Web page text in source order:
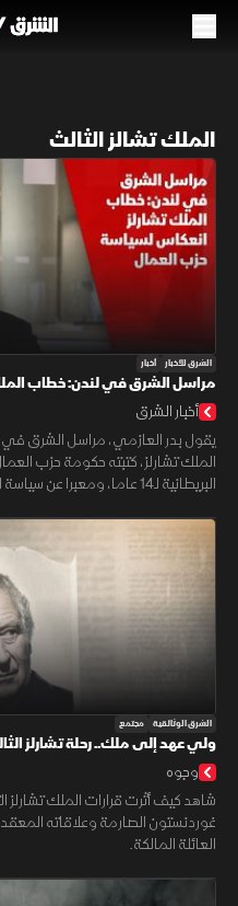
الملك تشالز الثالث
الشرق للأخبار أخبار
مراسل الشرق في لندن: خطاب
العمالأخبار الشرق
يقول بدر العازمي، مراسل الشرق في
الملك تشارلز، كتبته حكومة حزب
البريطانية لـ14 عاما، ومعبرا عن سياسة الحزب الفترة القادمة.
الشرق الوثائقية مجتمع
ولي عهد إلى ملك.. رحلة تشارلز
وجوه
شاهد كيف أثرت قرارات الملك تشارلز
غوردنستون الصارمة وعلاقاته
العائلة المالكة.